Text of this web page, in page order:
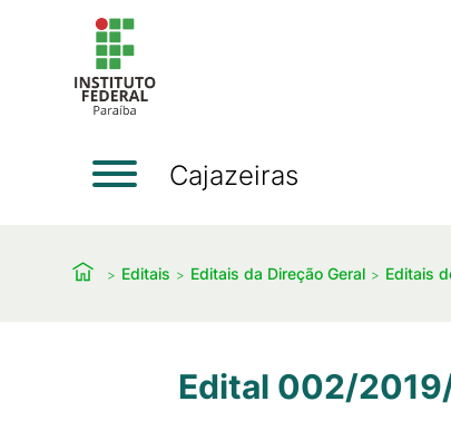
Cajazeiras
Editais Editais da Direção Geral Editais
Edital 002/